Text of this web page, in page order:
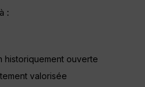
:
historiquement ouverte
valorisée